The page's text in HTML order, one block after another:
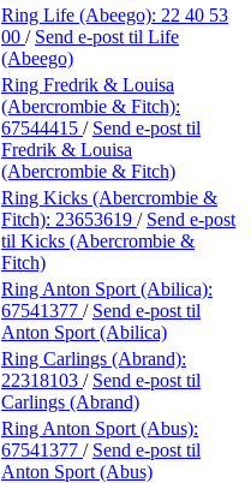
Ring Life (Abeego): 22 40 53
00 / Send e-post til Life
(Abeego)
Ring Fredrik & Louisa
(Abercrombie & Fitch):
67544415 / Send e-post til
Fredrik & Louisa
(Abercrombie & Fitch)
Ring Kicks (Abercrombie &
Fitch): 23653619 / Send e-post
til Kicks (Abercrombie &
Fitch)
Ring Anton Sport (Abilica):
67541377 / Send e-post til
Anton Sport (Abilica)
Ring Carlings (Abrand):
22318103 / Send e-post til
Carlings (Abrand)
Ring Anton Sport (Abus):
67541377 / Send e-post til
Anton Sport (Abus)